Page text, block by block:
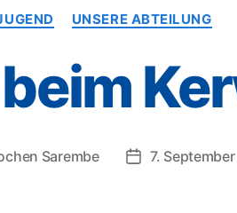
Kategorien
UNSERE ABTEILUNG
beim
Sarembe 7.